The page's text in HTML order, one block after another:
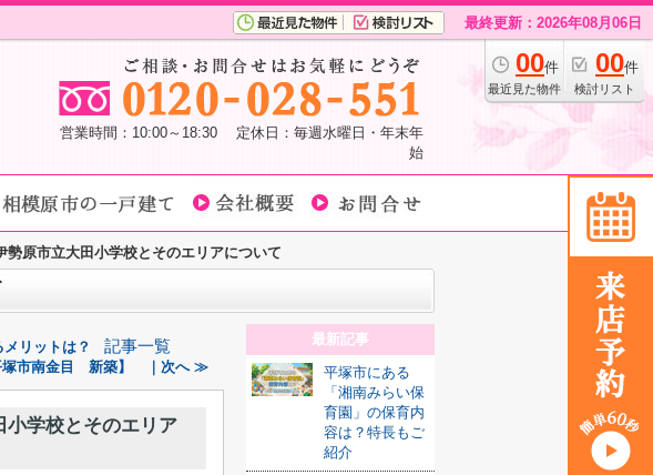
最終更新：2026年08月06日
00件
最近見た物件
00件
検討リスト
営業時間：10:00～18:30 定休日：毎週水曜日・年末年
始
勢原市立大田小学校とそのエリアについて
リットは？ 記事一覧
塚市南金目 新築】 ｜次へ ≫
小学校とそのエリア
最新記事
平塚市にある
「湘南みらい保
育園」の保育内
容は？特長もご
紹介